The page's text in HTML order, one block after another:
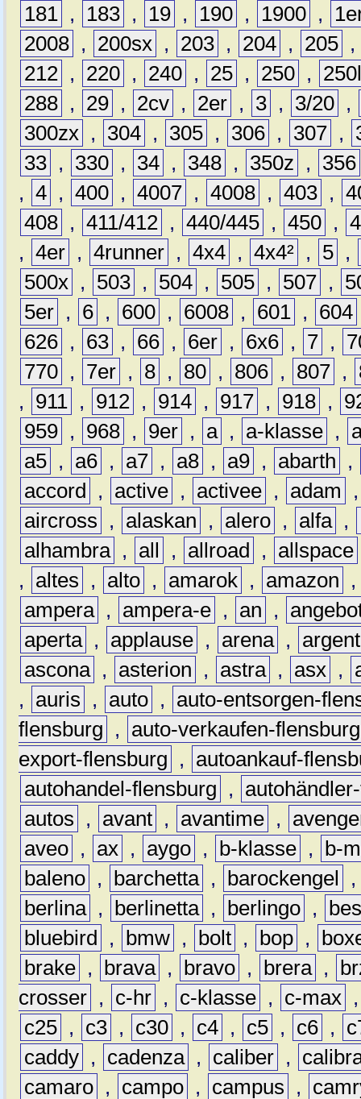
181 , 183 , 19 , 190 , 1900 ,
2008 , 200sx , 203 , 204 , 205 ,
212 , 220 , 240 , 25 , 250 ,
288 , 29 , 2cv , 2er , 3 , 3/20 ,
300zx , 304 , 305 , 306 , 307 ,
33 , 330 , 34 , 348 , 350z ,
356
, 4 , 400 , 4007 , 4008 , 403 ,
408 , 411/412 , 440/445 , 450 ,
, 4er , 4runner , 4x4 , 4x4² , 5 ,
500x , 503 , 504 , 505 , 507 ,
5er , 6 , 600 , 6008 , 601 , 604
626 , 63 , 66 , 6er , 6x6 , 7 ,
770 , 7er , 8 , 80 , 806 , 807 ,
,
911 , 912 , 914 , 917 , 918 ,
959 , 968 , 9er , a , a-klasse ,
a5 , a6 , a7 , a8 , a9 , abarth
,
accord
, active , activee , adam
aircross
, alaskan , alero , alfa ,
alhambra , all , allroad , allspace
,
altes , alto , amarok , amazon
ampera , ampera-e , an ,
aperta , applause , arena ,
ascona , asterion , astra , asx ,
,
auris , auto ,
auto-entsorgen-
flensburg
,
auto-verkaufen-flensburg
export-flensburg
,
autoankauf-
autohandel-flensburg
,
autos
, avant , avantime ,
aveo , ax , aygo , b-klasse ,
b-
baleno , barchetta , barockengel
berlina , berlinetta , berlingo ,
bluebird
, bmw , bolt , bop ,
brake , brava , bravo , brera ,
crosser , c-hr , c-klasse , c-max
c25 , c3 , c30 , c4 , c5 , c6 ,
caddy , cadenza , caliber ,
camaro , campo , campus ,